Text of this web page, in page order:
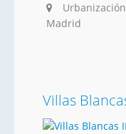
Madrid
Villas